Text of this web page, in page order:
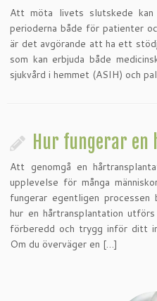
Att möta livets slutskede
perioderna både för patienter
är det avgörande att ha ett
som kan erbjuda både
sjukvård i hemmet (ASIH) och
Hur fungerar
Att genomgå en
upplevelse för många
fungerar egentligen
hur en hårtransplantation
förberedd och trygg inför ditt
Om du överväger en […]